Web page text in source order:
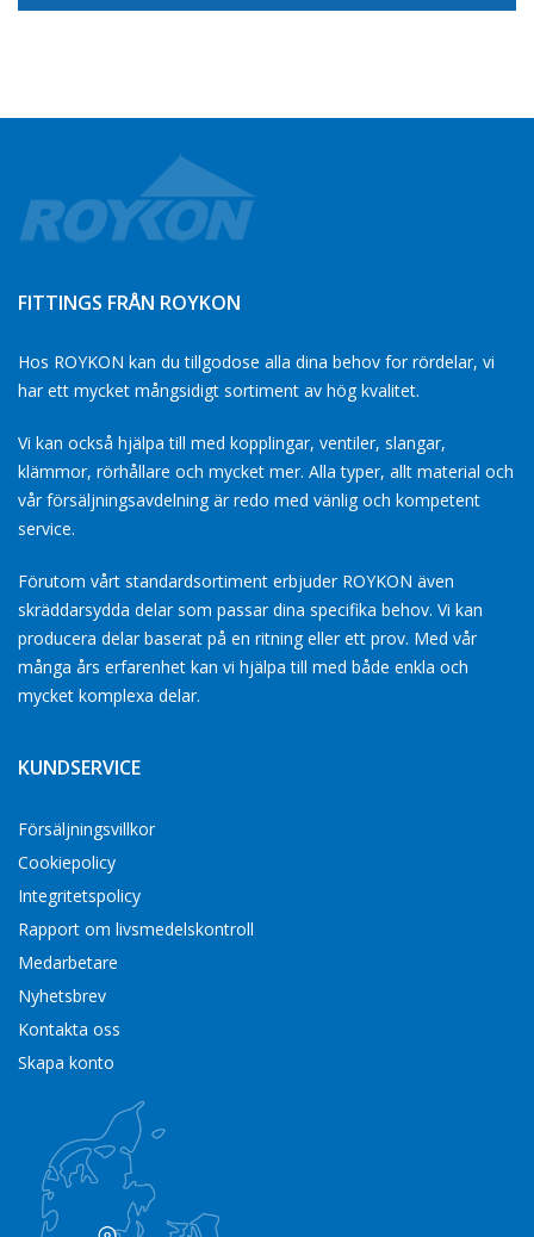
FITTINGS FRÅN ROYKON
Hos ROYKON kan du tillgodose alla dina behov for rördelar, vi
har ett mycket mångsidigt sortiment av hög kvalitet.
Vi kan också hjälpa till med kopplingar, ventiler, slangar,
klämmor, rörhållare och mycket mer. Alla typer, allt material och
vår försäljningsavdelning är redo med vänlig och kompetent
service.
Förutom vårt standardsortiment erbjuder ROYKON även
skräddarsydda delar som passar dina specifika behov. Vi kan
producera delar baserat på en ritning eller ett prov. Med vår
många års erfarenhet kan vi hjälpa till med både enkla och
mycket komplexa delar.
KUNDSERVICE
Försäljningsvillkor
Cookiepolicy
Integritetspolicy
Rapport om livsmedelskontroll
Medarbetare
Nyhetsbrev
Kontakta oss
Skapa konto